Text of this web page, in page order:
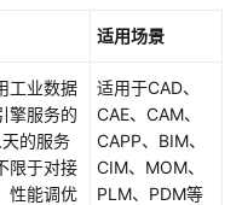
适用场景
工业数据
擎服务的
的服务
限于对接
性能调优
适用于CAD、
CAE、CAM、
CAPP、BIM、
CIM、MOM、
PLM、PDM等